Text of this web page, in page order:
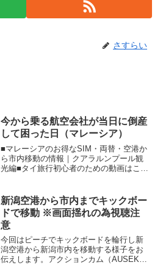
さすらい
今から乗る航空会社が当日に倒産
して困った日（マレーシア）
■マレーシアのお得なSIM・両替・空港か
ら市内移動の情報｜クアラルンプール観
光編■タイ旅行初心者のための動画はこち
見！タイの電車の乗り方■ベトナム旅行の
初心者のため...
新潟空港から市内までキックボー
ドで移動 ※画面揺れの為視聴注
意
今回はピーチでキックボードを輪行し新
潟空港から新潟市内を移動する様子をお
伝えします。アクションカム（AUSEK